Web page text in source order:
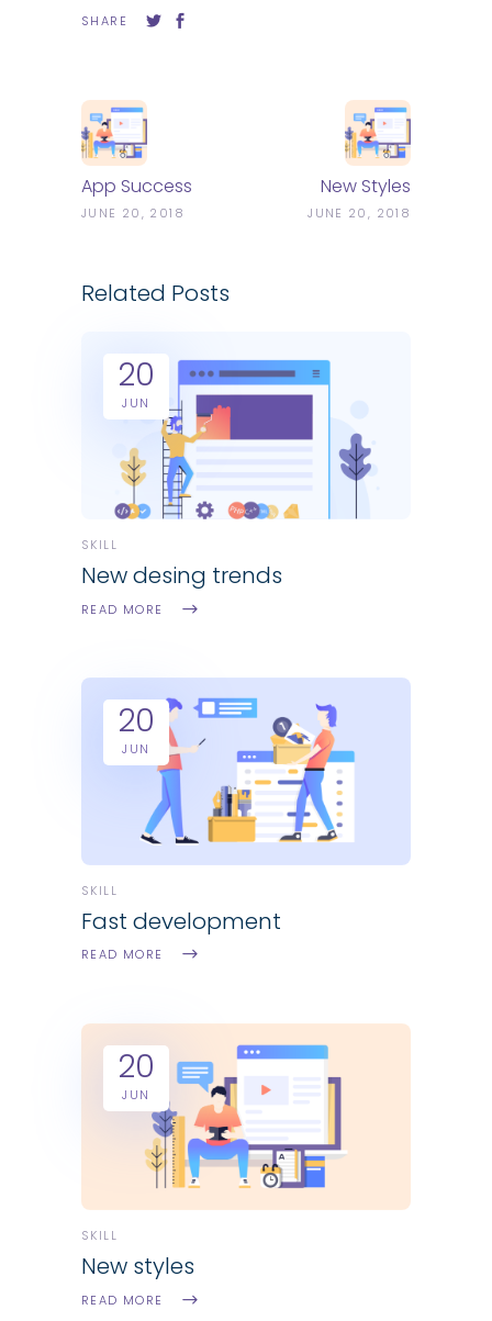
SHARE
App Success
JUNE 20, 2018
New Styles
JUNE 20, 2018
Related Posts
20
JUN
SKILL
New desing trends
READ MORE
20
JUN
SKILL
Fast development
READ MORE
20
JUN
SKILL
New styles
READ MORE